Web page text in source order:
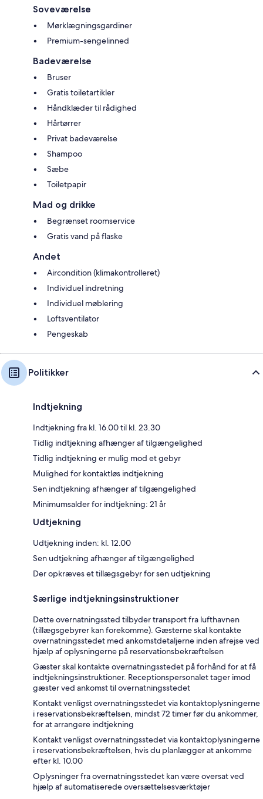
Soveværelse
Mørklægningsgardiner
Premium-sengelinned
Badeværelse
Bruser
Gratis toiletartikler
Håndklæder til rådighed
Hårtørrer
Privat badeværelse
Shampoo
Sæbe
Toiletpapir
Mad og drikke
Begrænset roomservice
Gratis vand på flaske
Andet
Aircondition (klimakontrolleret)
Individuel indretning
Individuel møblering
Loftsventilator
Pengeskab
Politikker
Indtjekning
Indtjekning fra kl. 16.00 til kl. 23.30
Tidlig indtjekning afhænger af tilgængelighed
Tidlig indtjekning er mulig mod et gebyr
Mulighed for kontaktløs indtjekning
Sen indtjekning afhænger af tilgængelighed
Minimumsalder for indtjekning: 21 år
Udtjekning
Udtjekning inden: kl. 12.00
Sen udtjekning afhænger af tilgængelighed
Der opkræves et tillægsgebyr for sen udtjekning
Særlige indtjekningsinstruktioner
Dette overnatningssted tilbyder transport fra lufthavnen
(tillægsgebyrer kan forekomme). Gæsterne skal kontakte
overnatningsstedet med ankomstdetaljerne inden afrejse ved
hjælp af oplysningerne på reservationsbekræftelsen
Gæster skal kontakte overnatningsstedet på forhånd for at få
indtjekningsinstruktioner. Receptionspersonalet tager imod
gæster ved ankomst til overnatningsstedet
Kontakt venligst overnatningsstedet via kontaktoplysningerne
i reservationsbekræftelsen, mindst 72 timer før du ankommer,
for at arrangere indtjekning
Kontakt venligst overnatningsstedet via kontaktoplysningerne
i reservationsbekræftelsen, hvis du planlægger at ankomme
efter kl. 10.00
Oplysninger fra overnatningsstedet kan være oversat ved
hjælp af automatiserede oversættelsesværktøjer